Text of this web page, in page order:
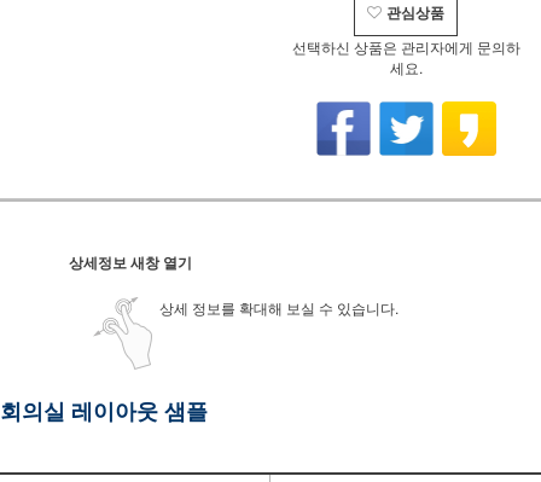
관심상품
선택하신 상품은 관리자에게 문의하
세요.
상세정보 새창 열기
상세 정보를 확대해 보실 수 있습니다.
회의실 레이아웃 샘플